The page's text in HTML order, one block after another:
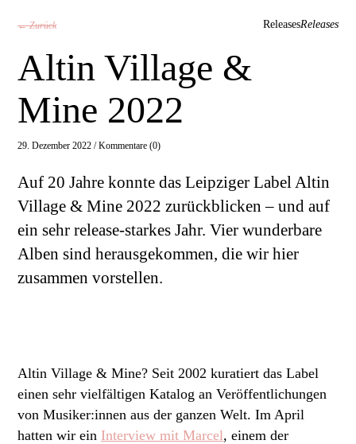
← Zurück ReleasesReleases
Altin Village &
Mine 2022
29. Dezember 2022 /Kommentare (0)
Auf 20 Jahre konnte das Leipziger Label Altin
Village & Mine 2022 zurückblicken – und auf
ein sehr release-starkes Jahr. Vier wunderbare
Alben sind herausgekommen, die wir hier
zusammen vorstellen.
Altin Village & Mine? Seit 2002 kuratiert das Label
einen sehr vielfältigen Katalog an Veröffentlichungen
von Musiker:innen aus der ganzen Welt. Im April
hatten wir ein Interview mit Marcel, einem der